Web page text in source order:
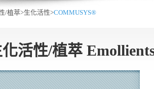
/植萃>生化活性>COMMUSYS®
活性/植萃